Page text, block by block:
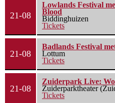
21-08
Lowlands Festival
Blood
Biddinghuizen
Tickets
21-08
Badlands Festival
Lottum
Tickets
21-08
Zuiderpark Live:
Zuiderparktheater
Tickets